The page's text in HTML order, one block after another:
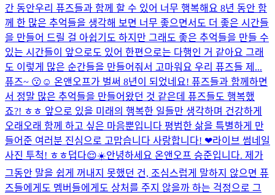
간 동안우리 퓨즈들과 함께 할 수 있어 너무 행복해요 8년 동안 함
께 한 많은 추억들을 생각해 보면 너무 좋으면서도 더 좋은 시간들
을 만들어 드릴 걸 아쉽기도 하지만 그래도 좋은 추억들을 만들 수
있는 시간들이 앞으로도 있어 한편으로는 다행인 거 같아요 그래
도 이렇게 많은 순간들을 만들어줘서 고마워요 우리 퓨즈들 제...
퓨즈~ 😗☺️ 온앤오프가 벌써 8년이 되었네요! 퓨즈들과 함께하면
서 정말 많은 추억들을 만들어왔던 것 같은데 퓨즈들도 행복했
죠?! ㅎㅎ 앞으로 있을 미래의 행복한 일들만 생각하며 건강하게
오래오래 함께 하고 싶은 마음뿐입니다 평범한 삶을 특별하게 만
들어준 여러분 진심으로 고맙습니다 사랑합니다! ❤라이브 썸네일
사진 투척! ㅎㅎ덥다😌☀️안녕하세요 온앤오프 승준입니다. 제가
그동안 말을 쉽게 꺼내지 못했던 건, 조심스럽게 말하지 않으면 퓨
즈들에게도 멤버들에게도 상처를 주지 않을까 하는 걱정으로 그